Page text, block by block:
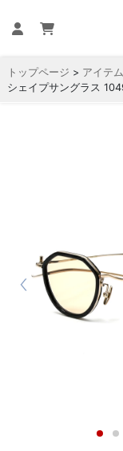
トップページ > アイテム
シェイプサングラス